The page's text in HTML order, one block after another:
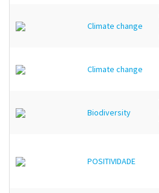
Climate change
Climate change
Biodiversity
POSITIVIDADE